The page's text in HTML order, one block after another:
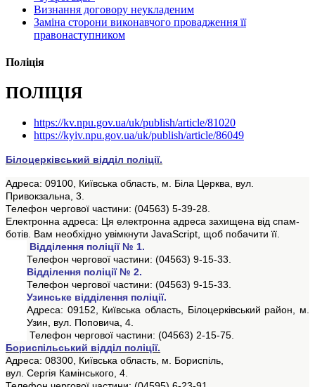
Визнання договору неукладеним
Заміна сторони виконавчого провадження її
правонаступником
Поліція
ПОЛІЦІЯ
https://kv.npu.gov.ua/uk/publish/article/81020
https://kyiv.npu.gov.ua/uk/publish/article/86049
Білоцерківський відділ поліції.
Адреса: 09100, Київська область, м. Біла Церква, вул.
Привокзальна, 3.
Телефон чергової частини: (04563) 5-39-28.
Електронна адреса: Ця електронна адреса захищена від спам-
ботів. Вам необхідно увімкнути JavaScript, щоб побачити її.
Відділення поліції № 1.
Телефон чергової частини: (04563) 9-15-33.
Відділення поліції № 2.
Телефон чергової частини: (04563) 9-15-33.
Узинське відділення поліції.
Адреса: 09152, Київська область, Білоцерківський район, м.
Узин, вул. Поповича, 4.
Телефон чергової частини: (04563) 2-15-75.
Бориспільський відділ поліції.
Адреса: 08300, Київська область, м. Бориспіль,
вул. Сергія Камінського, 4.